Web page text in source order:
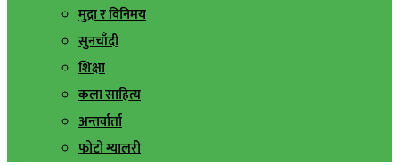
मुद्रा र विनिमय
सुनचाँदी
शिक्षा
कला साहित्य
अन्तर्वार्ता
फोटो ग्यालरी